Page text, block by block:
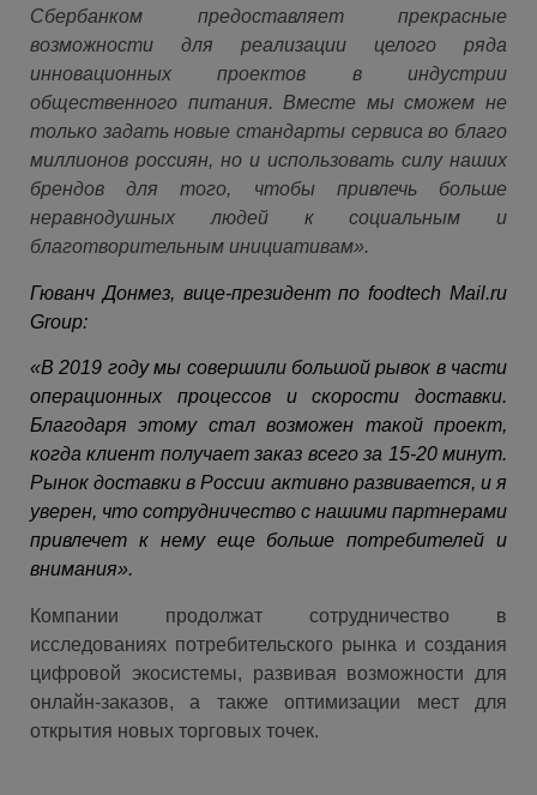
Сбербанком предоставляет прекрасные
возможности для реализации целого ряда
инновационных проектов в индустрии
общественного питания. Вместе мы сможем не
только задать новые стандарты сервиса во благо
миллионов россиян, но и использовать силу наших
брендов для того, чтобы привлечь больше
неравнодушных людей к социальным и
благотворительным инициативам».
Гюванч Донмез, вице-президент по foodtech Mail.ru
Group:
«В 2019 году мы совершили большой рывок в части
операционных процессов и скорости доставки.
Благодаря этому стал возможен такой проект,
когда клиент получает заказ всего за 15-20 минут.
Рынок доставки в России активно развивается, и я
уверен, что сотрудничество с нашими партнерами
привлечет к нему еще больше потребителей и
внимания».
Компании продолжат сотрудничество в
исследованиях потребительского рынка и создания
цифровой экосистемы, развивая возможности для
онлайн-заказов, а также оптимизации мест для
открытия новых торговых точек.